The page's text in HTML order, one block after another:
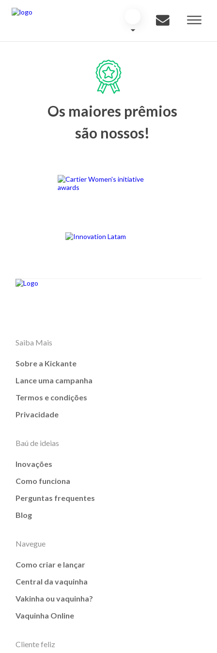
Os maiores prêmios
são nossos!
Saiba Mais
Sobre a Kickante
Lance uma campanha
Termos e condições
Privacidade
Baú de ideias
Inovações
Como funciona
Perguntas frequentes
Blog
Navegue
Como criar e lançar
Central da vaquinha
Vakinha ou vaquinha?
Vaquinha Online
Cliente feliz